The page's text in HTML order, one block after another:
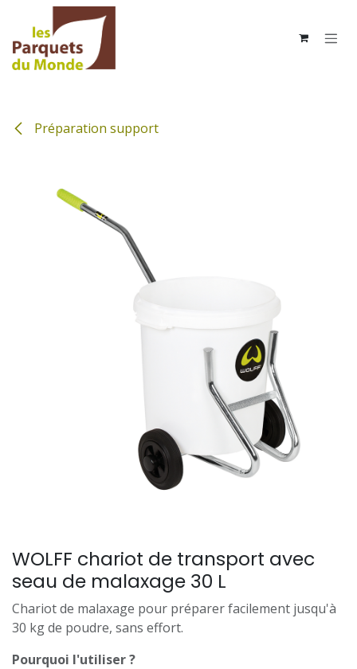
Se rendre au contenu
Préparation support
WOLFF chariot de transport avec
seau de malaxage 30 L
Chariot de malaxage pour préparer facilement jusqu'à
30 kg de poudre, sans effort.
Pourquoi l'utiliser ?